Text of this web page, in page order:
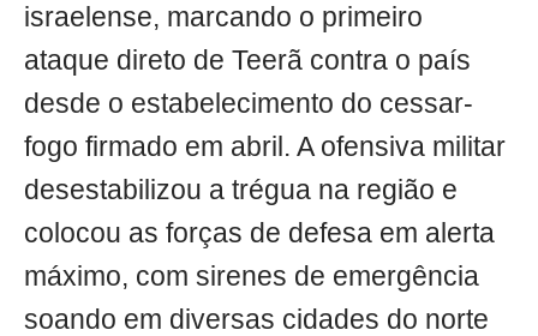
israelense, marcando o primeiro
ataque direto de Teerã contra o país
desde o estabelecimento do cessar-
fogo firmado em abril. A ofensiva militar
desestabilizou a trégua na região e
colocou as forças de defesa em alerta
máximo, com sirenes de emergência
soando em diversas cidades do norte